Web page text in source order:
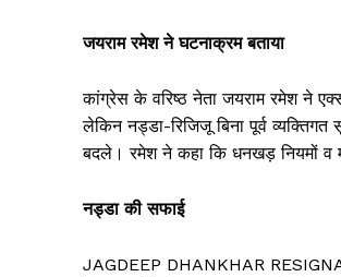
जयराम रमेश ने घटनाक्रम बताया
कांग्रेस के वरिष्ठ नेता जयराम रमेश ने
लेकिन नड्डा-रिजिजू बिना पूर्व
बदले। रमेश ने कहा कि धनखड़ नियमों
नड्डा की सफाई
JAGDEEP DHANKHAR